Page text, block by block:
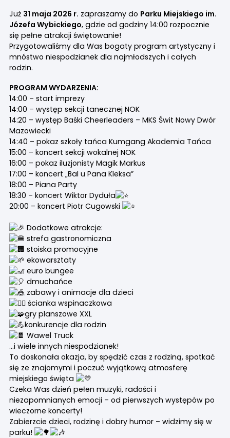
Już 31 maja 2026 r. zapraszamy do Parku Miejskiego im.
Józefa Wybickiego, gdzie od godziny 14:00 rozpocznie
się pełne atrakcji świętowanie!
Przygotowaliśmy dla Was bogaty program artystyczny i
mnóstwo niespodzianek dla najmłodszych i całych
rodzin.
PROGRAM WYDARZENIA:
14:00 – start imprezy
14:00 – występ sekcji tanecznej NOK
14:20 – występ Baśki Cheerleaders – MKS Świt Nowy Dwór
Mazowiecki
14:40 – pokaz szkoły tańca Kumgang Akademia Tańca
15:00 – koncert sekcji wokalnej NOK
16:00 – pokaz iluzjonisty Magik Markus
17:00 – koncert „Bal u Pana Kleksa”
18:00 – Piana Party
18:30 – koncert Wiktor Dyduła
20:00 – koncert Piotr Cugowski
Dodatkowe atrakcje:
strefa gastronomiczna
stoiska promocyjne
ekowarsztaty
euro bungee
dmuchańce
zabawy i animacje dla dzieci
ścianka wspinaczkowa
gry planszowe XXL
konkurencje dla rodzin
Wawel Truck
…i wiele innych niespodzianek!
To doskonała okazja, by spędzić czas z rodziną, spotkać
się ze znajomymi i poczuć wyjątkową atmosferę
miejskiego święta
Czeka Was dzień pełen muzyki, radości i
niezapomnianych emocji – od pierwszych występów po
wieczorne koncerty!
Zabierzcie dzieci, rodzinę i dobry humor – widzimy się w
parku!